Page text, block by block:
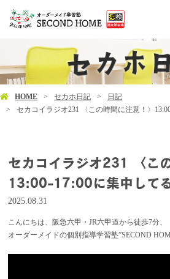
HOME セカホ日記
日記
セカコイラジオ231 〈この時間に注意！〉
セカコイラジオ231 〈こ
13:00-17:00に集中して
2025.08.31
こんにちは、阪急六甲・JR六甲道から徒歩7分、
オーダーメイドの個別指導学習塾”SECOND